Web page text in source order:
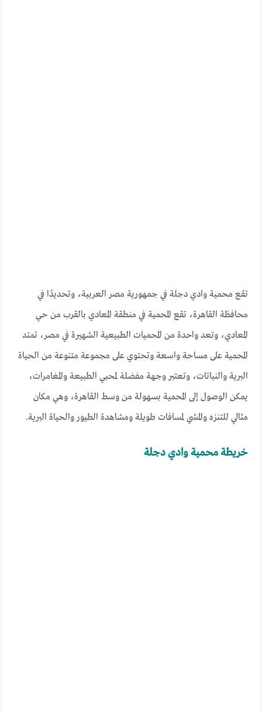
تقع محمية وادي دجلة في جمهورية مصر العربية، وتحديدًا في
محافظة القاهرة، تقع المحمية في منطقة المعادي بالقرب من حي
المعادي، وتعد واحدة من المحميات الطبيعية الشهيرة في مصر، تمتد
المحمية على مساحة واسعة وتحتوي على مجموعة متنوعة من الحياة
البرية والنباتات، وتعتبر وجهة مفضلة لمحبي الطبيعة والمغامرات،
يمكن الوصول إلى المحمية بسهولة من وسط القاهرة، وهي مكان
مثالي للتنزه والمشي لمسافات طويلة ومشاهدة الطيور والحياة البرية.
خريطة محمية وادي دجلة